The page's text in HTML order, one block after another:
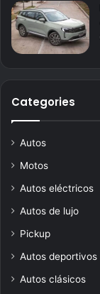
Categories
Autos
Motos
Autos eléctricos
Autos de lujo
Pickup
Autos deportivos
Autos clásicos